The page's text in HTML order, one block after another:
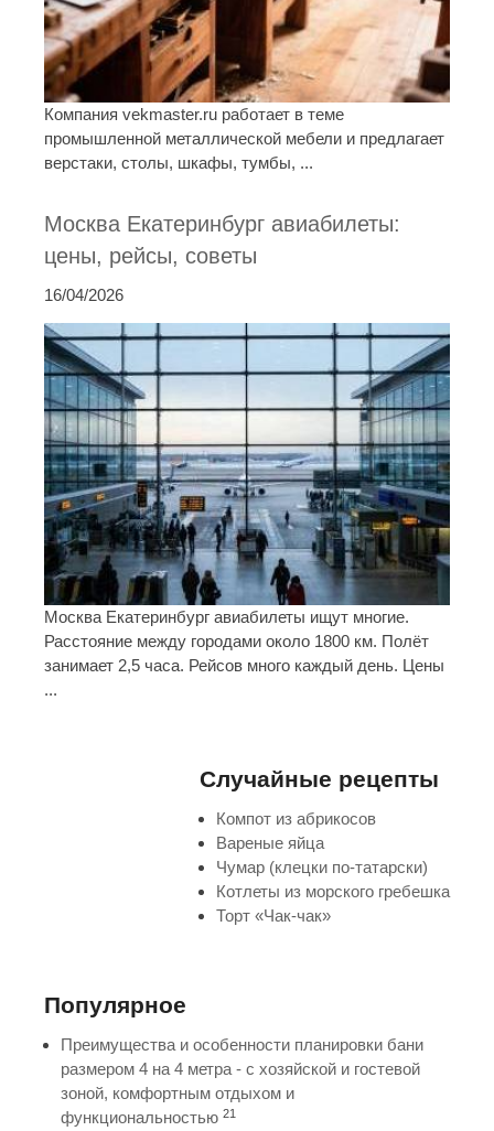
Компания vekmaster.ru работает в теме
промышленной металлической мебели и предлагает
верстаки, столы, шкафы, тумбы, ...
Москва Екатеринбург авиабилеты:
цены, рейсы, советы
16/04/2026
Москва Екатеринбург авиабилеты ищут многие.
Расстояние между городами около 1800 км. Полёт
занимает 2,5 часа. Рейсов много каждый день. Цены
...
Случайные рецепты
Компот из абрикосов
Вареные яйца
Чумар (клецки по-татарски)
Котлеты из морского гребешка
Торт «Чак-чак»
Популярное
Преимущества и особенности планировки бани
размером 4 на 4 метра - с хозяйской и гостевой
зоной, комфортным отдыхом и
функциональностью 21